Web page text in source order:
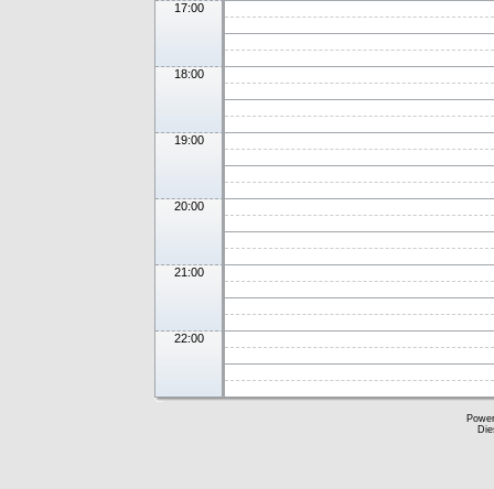
17:00
18:00
19:00
20:00
21:00
22:00